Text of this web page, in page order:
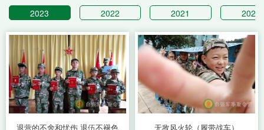
2023
2022 2021 2020
退营的不舍和忧伤 退伍不褪色 无敌风火轮（履带战车）